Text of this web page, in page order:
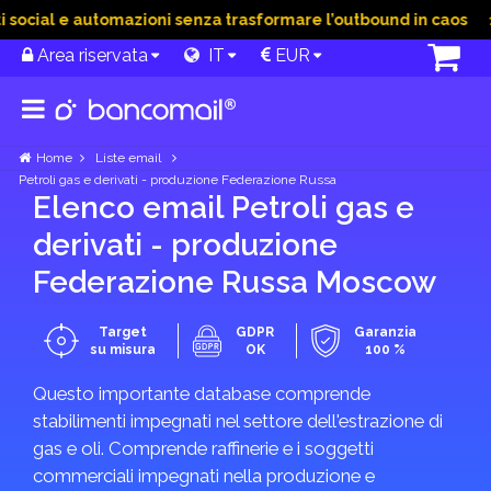
e automazioni senza trasformare l’outbound in caos 15
Area riservata IT EUR
Home
Liste email
Petroli gas e derivati - produzione Federazione Russa
Elenco email Petroli gas e
derivati - produzione
Federazione Russa Moscow
Target
su misura
GDPR
OK
Garanzia
100 %
Questo importante database comprende
stabilimenti impegnati nel settore dell'estrazione di
gas e oli. Comprende raffinerie e i soggetti
commerciali impegnati nella produzione e